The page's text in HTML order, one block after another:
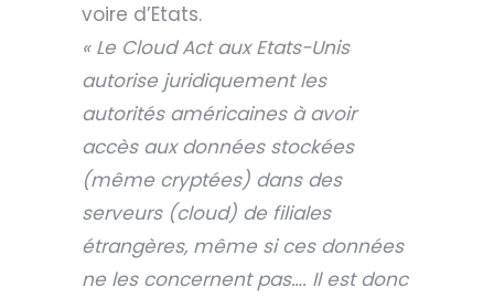
voire d’Etats.
« Le Cloud Act aux Etats-Unis
autorise juridiquement les
autorités américaines à avoir
accès aux données stockées
(même cryptées) dans des
serveurs (cloud) de filiales
étrangères, même si ces données
ne les concernent pas…. Il est donc